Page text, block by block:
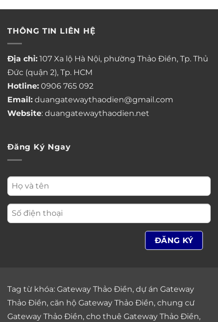
THÔNG TIN LIÊN HỆ
Địa chỉ: 107 Xa lộ Hà Nội, phường Thảo Điền, Tp. Thủ
Đức (quận 2), Tp. HCM
Hotline: 0906 765 092
Email: duangatewaythaodien@gmail.com
Website: duangatewaythaodien.net
Đăng Ký Ngay
Tag từ khóa: Gateway Thảo Điền, dự án Gateway
Thảo Điền, căn hộ Gateway Thảo Điền, chung cư
Gateway Thảo Điền, cho thuê Gateway Thảo Điền,